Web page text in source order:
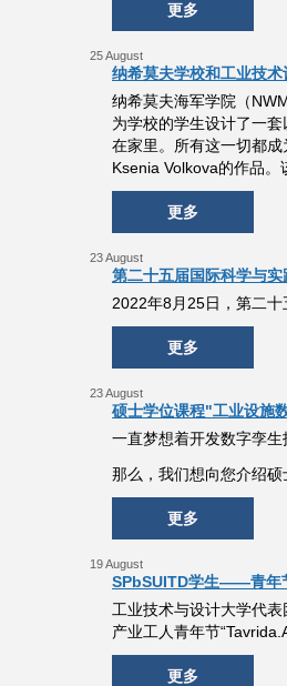
更多
25 August
纳希莫夫学校和工业技
纳希莫夫海军学院（
为学校的学生设计了一
在家里。所有这一切都
Ksenia Volkova的作品
更多
23 August
第二十五届国际科学与
2022年8月25日，第二
更多
23 August
硕士学位课程"工业设施
一直梦想着开发数字孪
那么，我们想向您介绍
更多
19 August
SPbSUITD学生——青年
工业技术与设计大学代
产业工人青年节
更多